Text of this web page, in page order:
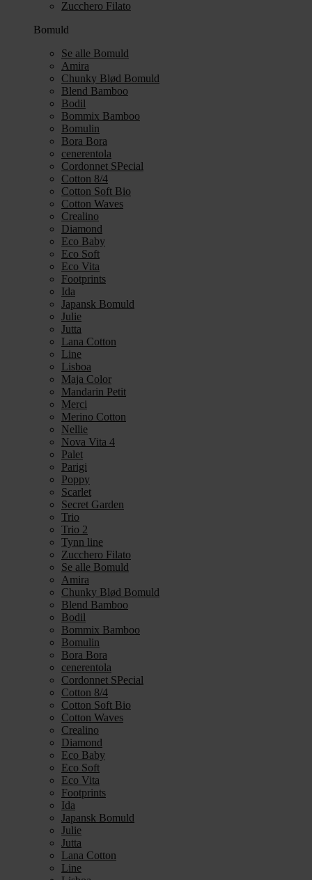
Zucchero Filato
Bomuld
Se alle Bomuld
Amira
Chunky Blød Bomuld
Blend Bamboo
Bodil
Bommix Bamboo
Bomulin
Bora Bora
cenerentola
Cordonnet SPecial
Cotton 8/4
Cotton Soft Bio
Cotton Waves
Crealino
Diamond
Eco Baby
Eco Soft
Eco Vita
Footprints
Ida
Japansk Bomuld
Julie
Jutta
Lana Cotton
Line
Lisboa
Maja Color
Mandarin Petit
Merci
Merino Cotton
Nellie
Nova Vita 4
Palet
Parigi
Poppy
Scarlet
Secret Garden
Trio
Trio 2
Tynn line
Zucchero Filato
Se alle Bomuld
Amira
Chunky Blød Bomuld
Blend Bamboo
Bodil
Bommix Bamboo
Bomulin
Bora Bora
cenerentola
Cordonnet SPecial
Cotton 8/4
Cotton Soft Bio
Cotton Waves
Crealino
Diamond
Eco Baby
Eco Soft
Eco Vita
Footprints
Ida
Japansk Bomuld
Julie
Jutta
Lana Cotton
Line